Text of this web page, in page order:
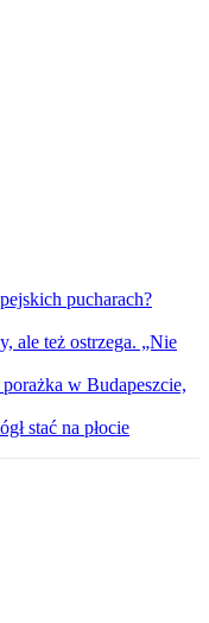
pucharach?
ale też ostrzega. „Nie
w Budapeszcie,
stać na płocie